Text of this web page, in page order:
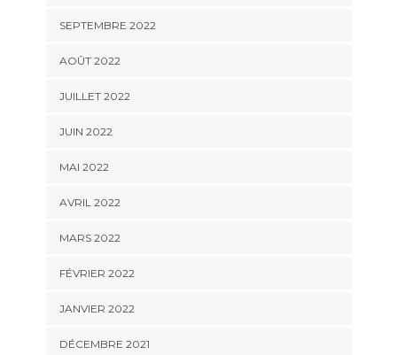
SEPTEMBRE 2022
AOÛT 2022
JUILLET 2022
JUIN 2022
MAI 2022
AVRIL 2022
MARS 2022
FÉVRIER 2022
JANVIER 2022
DÉCEMBRE 2021